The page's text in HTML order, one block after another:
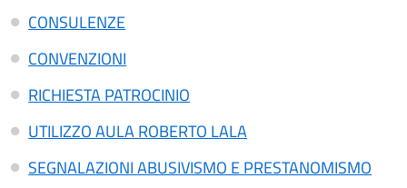
CONSULENZE
CONVENZIONI
RICHIESTA PATROCINIO
UTILIZZO AULA ROBERTO LALA
SEGNALAZIONI ABUSIVISMO E PRESTANOMISMO